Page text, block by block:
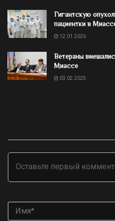
Гигантскую
пациентки в
12.01.2026
Ветераны
Миассе
03.02.2025